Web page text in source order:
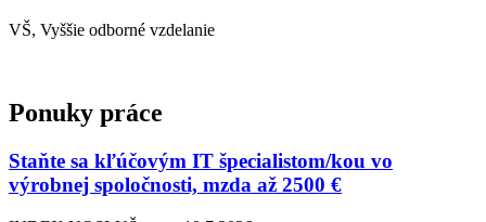
VŠ, Vyššie odborné vzdelanie
Ponuky práce
Staňte sa kľúčovým IT špecialistom/kou vo
výrobnej spoločnosti, mzda až 2500 €